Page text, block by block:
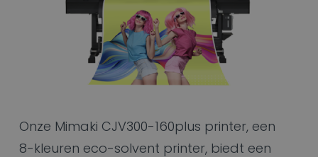
Onze Mimaki CJV300-160plus printer, een
8-kleuren eco-solvent printer, biedt een